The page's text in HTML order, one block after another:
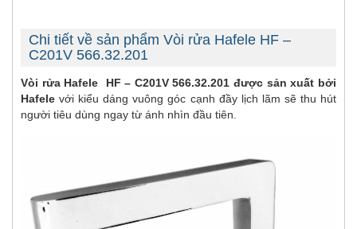
Chi tiết về sản phẩm Vòi rửa Hafele HF –
C201V 566.32.201
Vòi rửa Hafele HF – C201V 566.32.201 được sản xuất bởi
Hafele với kiểu dáng vuông góc cạnh đầy lịch lãm sẽ thu hút
người tiêu dùng ngay từ ánh nhìn đầu tiên.